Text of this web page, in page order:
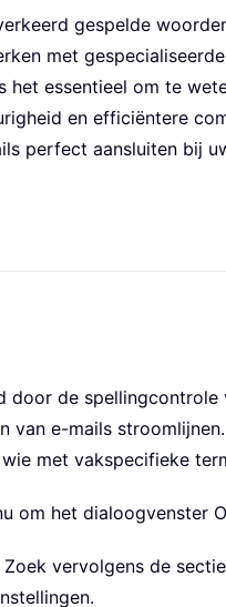
gespelde
met
essentieel om te
en efficiëntere
perfect aansluiten bij
de spellingcontrole
e-mails
met vakspecifieke
om het dialoogvenster
vervolgens de sectie